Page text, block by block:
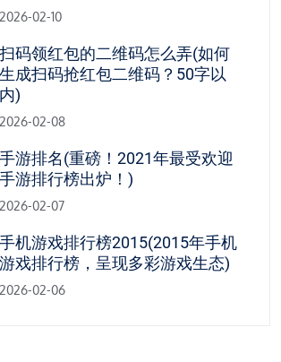
2026-02-10
扫码领红包的二维码怎么弄(如何
生成扫码抢红包二维码？50字以
内)
2026-02-08
手游排名(重磅！2021年最受欢迎
手游排行榜出炉！)
2026-02-07
手机游戏排行榜2015(2015年手机
游戏排行榜，呈现多彩游戏生态)
2026-02-06